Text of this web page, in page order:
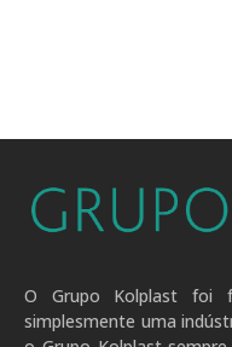
O Grupo Kolplast foi
simplesmente uma